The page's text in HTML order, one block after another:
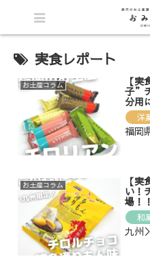
実食レポート
お土産コラム 【
子”
分用
洋
福岡
お土産コラム 【
い！
場！！
和
九州